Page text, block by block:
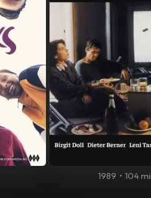
1989 • 104